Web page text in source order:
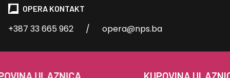
OPERA KONTAKT
+387 33 665 962 / opera@nps.ba